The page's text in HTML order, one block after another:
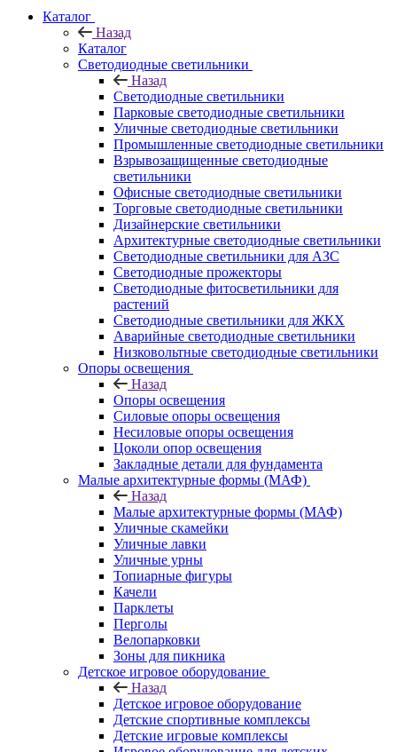
Каталог
Назад
Каталог
Светодиодные светильники
Назад
Светодиодные светильники
Парковые светодиодные светильники
Уличные светодиодные светильники
Промышленные светодиодные светильники
Взрывозащищенные светодиодные
светильники
Офисные светодиодные светильники
Торговые светодиодные светильники
Дизайнерские светильники
Архитектурные светодиодные светильники
Светодиодные светильники для АЗС
Светодиодные прожекторы
Светодиодные фитосветильники для
растений
Светодиодные светильники для ЖКХ
Аварийные светодиодные светильники
Низковольтные светодиодные светильники
Опоры освещения
Назад
Опоры освещения
Силовые опоры освещения
Несиловые опоры освещения
Цоколи опор освещения
Закладные детали для фундамента
Малые архитектурные формы (МАФ)
Назад
Малые архитектурные формы (МАФ)
Уличные скамейки
Уличные лавки
Уличные урны
Топиарные фигуры
Качели
Парклеты
Перголы
Велопарковки
Зоны для пикника
Детское игровое оборудование
Назад
Детское игровое оборудование
Детские спортивные комплексы
Детские игровые комплексы